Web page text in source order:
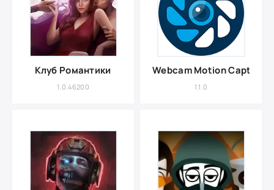
Клуб Романтики
1.0.46200
Webcam Motion Capture
1.1.0